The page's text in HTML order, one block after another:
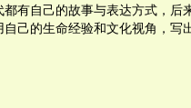
有自己的故事与表达方式，后
己的生命经验和文化视角，写